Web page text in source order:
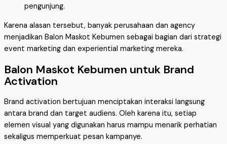
pengunjung.
Karena alasan tersebut, banyak perusahaan dan agency
menjadikan Balon Maskot Kebumen sebagai bagian dari strategi
event marketing dan experiential marketing mereka.
Balon Maskot Kebumen untuk Brand
Activation
Brand activation bertujuan menciptakan interaksi langsung
antara brand dan target audiens. Oleh karena itu, setiap
elemen visual yang digunakan harus mampu menarik perhatian
sekaligus memperkuat pesan kampanye.